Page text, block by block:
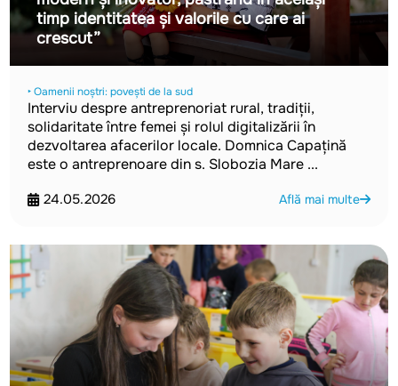
timp identitatea și valorile cu care ai
crescut”
‣ Oamenii noștri: povești de la sud
Interviu despre antreprenoriat rural, tradiții,
solidaritate între femei și rolul digitalizării în
dezvoltarea afacerilor locale. Domnica Capațină
este o antreprenoare din s. Slobozia Mare ...
24.05.2026 Află mai multe